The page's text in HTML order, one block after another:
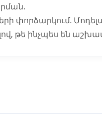
փորձարկում.
թե ինչպես են